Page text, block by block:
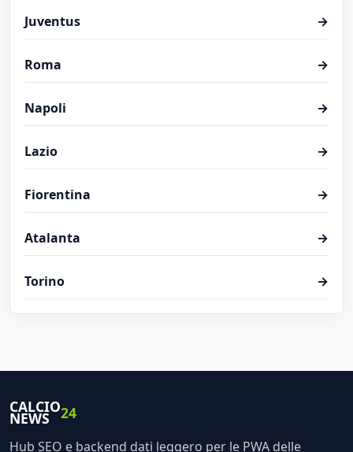
Juventus →
Roma →
Napoli →
Lazio →
Fiorentina →
Atalanta →
Torino →
CALCIO
NEWS 24
Hub SEO e backend dati leggero per le PWA delle